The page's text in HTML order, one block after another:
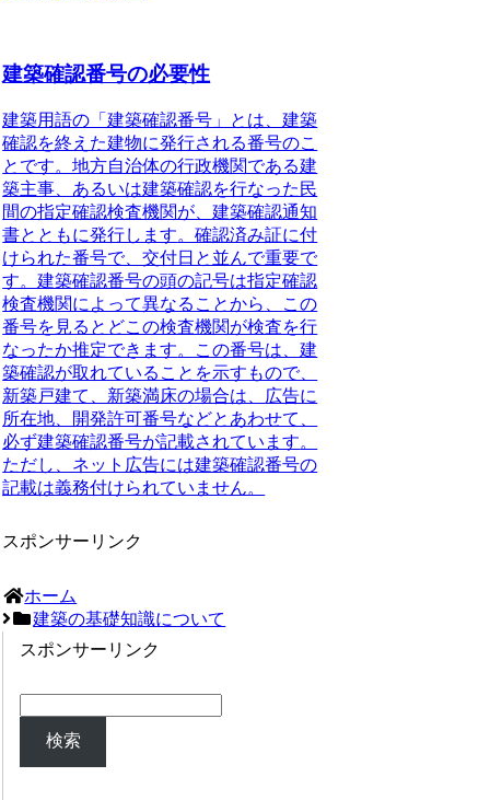
建築確認番号の必要性
建築用語の「建築確認番号」とは、建築
確認を終えた建物に発行される番号のこ
とです。地方自治体の行政機関である建
築主事、あるいは建築確認を行なった民
間の指定確認検査機関が、建築確認通知
書とともに発行します。確認済み証に付
けられた番号で、交付日と並んで重要で
す。建築確認番号の頭の記号は指定確認
検査機関によって異なることから、
この
番号を見るとどこの検査機関が検査を行
なったか推定できます。この番号は、建
築確認が取れていることを示すもので、
新築戸建て、新築満床の場合は、
広告に
所在地、開発許可番号などとあわせて、
必ず建築確認番号が記載されています。
ただし、ネット広告には建築確認番号の
記載は義務付けられていません。
スポンサーリンク
ホーム
建築の基礎知識について
スポンサーリンク
検索